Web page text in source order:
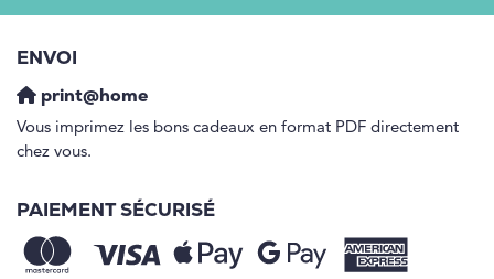
ENVOI
print@home
Vous imprimez les bons cadeaux en format PDF directement
chez vous.
PAIEMENT SÉCURISÉ